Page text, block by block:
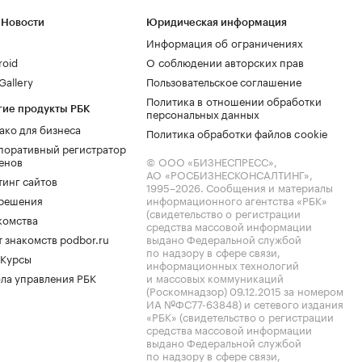
продукты РБК
для бизнеса
регистратор
сайтов
знакомств podbor.ru
управления РБК
Юридическая информация
Информация об ограничениях
О соблюдении авторских прав
Пользовательское соглашение
Политика в отношении обработки
персональных данных
Политика обработки файлов cookie
© ООО «БИЗНЕСПРЕСС»,
АО «РОСБИЗНЕСКОНСАЛТИНГ»,
1995–2026. Сообщения и материалы
информационного агентства «РБК»
(свидетельство о регистрации
средства массовой информации
выдано Федеральной службой
по надзору в сфере связи,
информационных технологий
и массовых коммуникаций
(Роскомнадзор) 09.12.2015 за номером
ИА №ФС77-63848) и сетевого издания
«РБК» (свидетельство о регистрации
средства массовой информации
выдано Федеральной службой
по надзору в сфере связи,